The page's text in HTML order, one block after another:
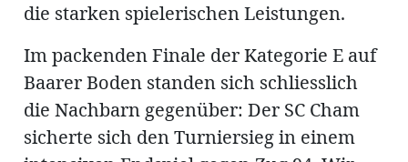
die starken spielerischen Leistungen.
Im packenden Finale der Kategorie E auf
Baarer Boden standen sich schliesslich
die Nachbarn gegenüber: Der SC Cham
sicherte sich den Turniersieg in einem